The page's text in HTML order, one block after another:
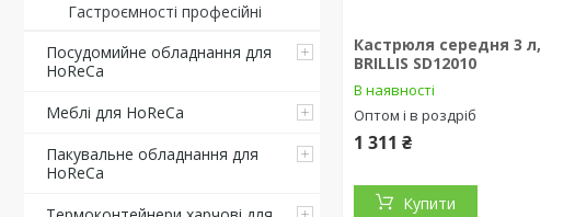
Гастроємності професійні
Посудомийне обладнання для
HoReCa
Меблі для HoReCa
Пакувальне обладнання для
HoReCa
Кастрюля середня 3 л,
BRILLIS SD12010
В наявності
Оптом і в роздріб
1 311 ₴
Купити